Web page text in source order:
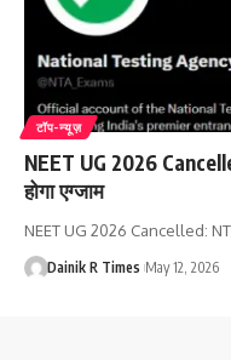
टॉप-न्यूज़
NEET UG 2026
होगा एग्जाम
NEET UG 2026 Cancelled: NTA
Dainik R Times May 12, 2026